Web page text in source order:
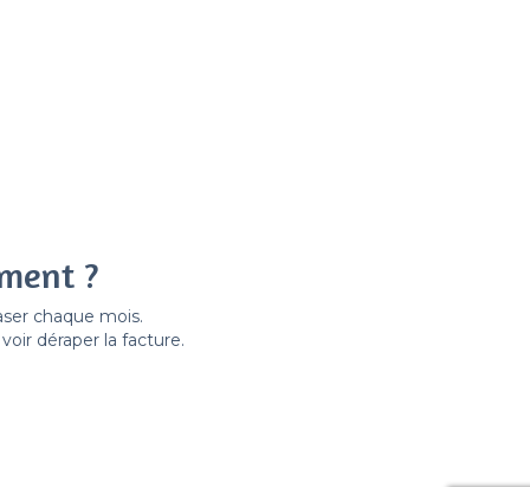
?
chaque mois.
déraper la facture.